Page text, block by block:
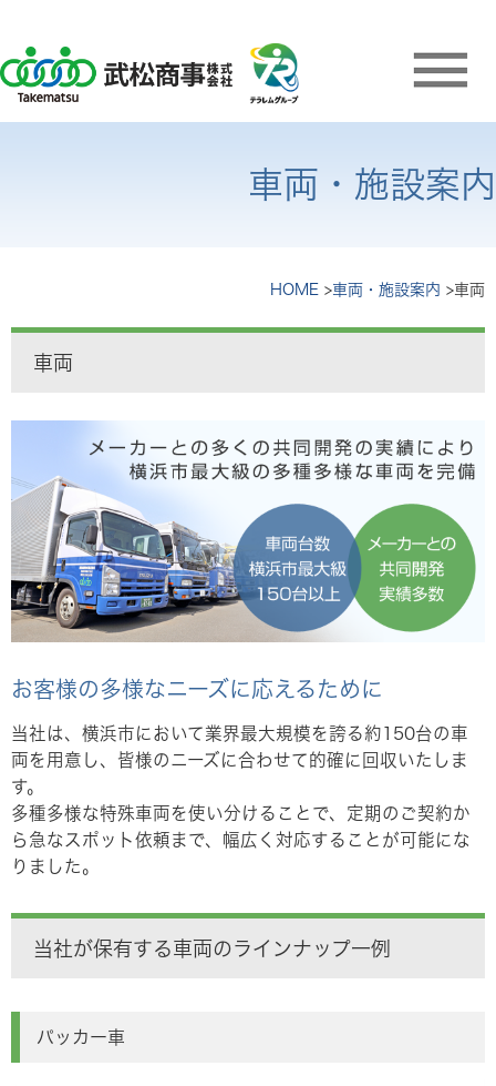
車両・施設案内
HOME 車両・施設案内 車両
車両
お客様の多様なニーズに応えるために
当社は、横浜市において業界最大規模を誇る約150台の車
両を用意し、皆様のニーズに合わせて的確に回収いたしま
す。
多種多様な特殊車両を使い分けることで、定期のご契約か
ら急なスポット依頼まで、幅広く対応することが可能にな
りました。
当社が保有する車両のラインナップ一例
パッカー車